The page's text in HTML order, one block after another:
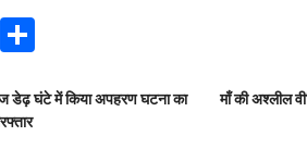
T
e
डेढ़ घंटे में किया अपहरण घटना का
माँ की अश्लील